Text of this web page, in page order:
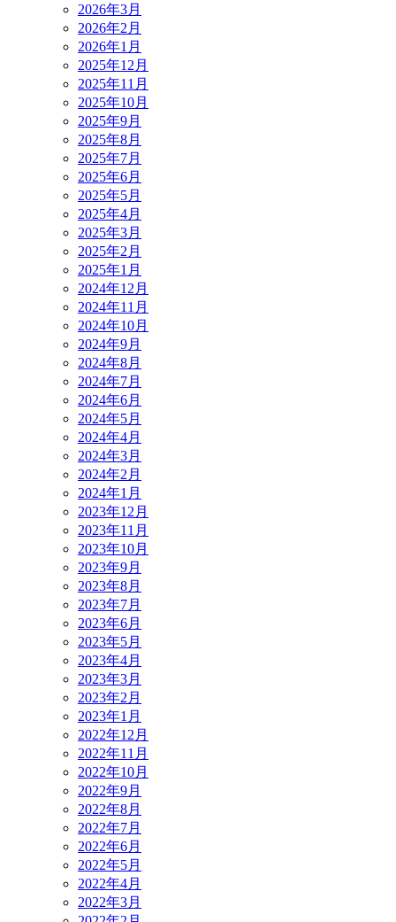
2026年3月
2026年2月
2026年1月
2025年12月
2025年11月
2025年10月
2025年9月
2025年8月
2025年7月
2025年6月
2025年5月
2025年4月
2025年3月
2025年2月
2025年1月
2024年12月
2024年11月
2024年10月
2024年9月
2024年8月
2024年7月
2024年6月
2024年5月
2024年4月
2024年3月
2024年2月
2024年1月
2023年12月
2023年11月
2023年10月
2023年9月
2023年8月
2023年7月
2023年6月
2023年5月
2023年4月
2023年3月
2023年2月
2023年1月
2022年12月
2022年11月
2022年10月
2022年9月
2022年8月
2022年7月
2022年6月
2022年5月
2022年4月
2022年3月